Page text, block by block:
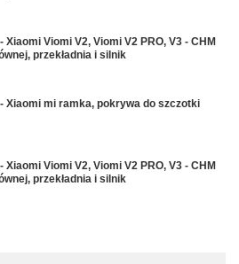
Xiaomi Viomi V2, Viomi V2 PRO, V3 - CHM
przekładnia i silnik
Xiaomi mi ramka, pokrywa do szczotki
Xiaomi Viomi V2, Viomi V2 PRO, V3 - CHM
przekładnia i silnik